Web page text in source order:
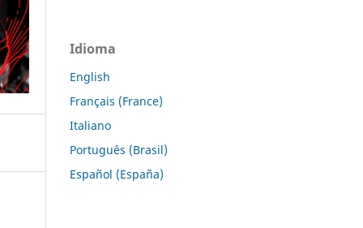
Idioma
English
Français (France)
Italiano
Português (Brasil)
Español (España)